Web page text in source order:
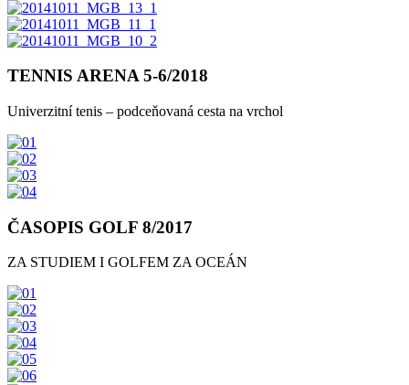
TENNIS ARENA 5-6/2018
Univerzitní tenis – podceňovaná cesta na vrchol
ČASOPIS GOLF 8/2017
ZA STUDIEM I GOLFEM ZA OCEÁN